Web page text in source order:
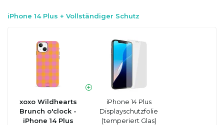
iPhone 14 Plus + Vollständiger Schutz
xoxo Wildhearts
Brunch o'clock -
iPhone 14 Plus
iPhone 14 Plus
Displayschutzfolie
(temperiert Glas)